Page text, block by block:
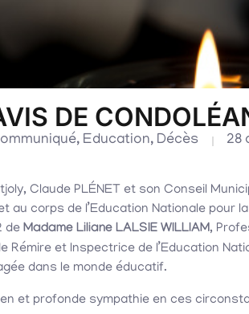
DE
, Education, Décès 28
Claude PLÉNET et son Conseil
au corps de l’Education Nationale pour
de Madame Liliane LALSIE WILLIAM,
Rémire et Inspectrice de l’Education
dans le monde éducatif.
et profonde sympathie en ces